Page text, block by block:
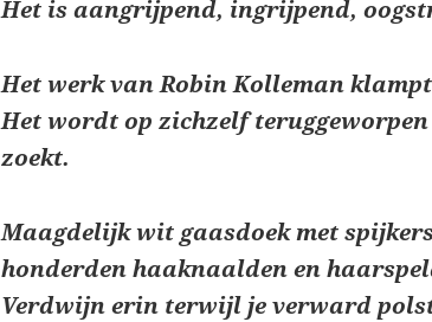
Het is aangrijpend, ingrijpend,
Het werk van Robin Kolleman
Het wordt op zichzelf
zoekt.
Maagdelijk wit gaasdoek met
honderden haaknaalden en
Verdwijn erin terwijl je verward